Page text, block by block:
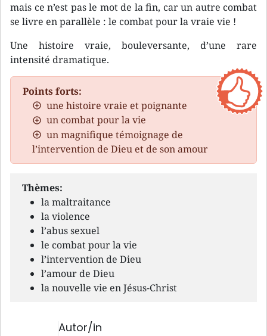
mais ce n’est pas le mot de la fin, car un autre combat
se livre en parallèle : le combat pour la vraie vie !
Une histoire vraie, bouleversante, d’une rare
intensité dramatique.
Points forts:
une histoire vraie et poignante
un combat pour la vie
un magnifique témoignage de
l’intervention de Dieu et de son amour
Thèmes:
la maltraitance
la violence
l’abus sexuel
le combat pour la vie
l’intervention de Dieu
l’amour de Dieu
la nouvelle vie en Jésus-Christ
Autor/in